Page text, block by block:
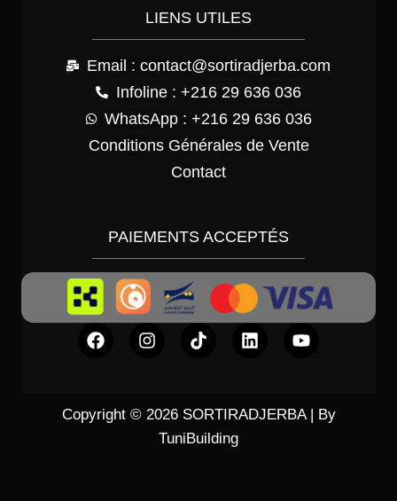
LIENS UTILES
Email : contact@sortiradjerba.com
Infoline : +216 29 636 036
WhatsApp : +216 29 636 036
Conditions Générales de Vente
Contact
PAIEMENTS ACCEPTÉS
Copyright © 2026 SORTIRADJERBA | By
TuniBuilding